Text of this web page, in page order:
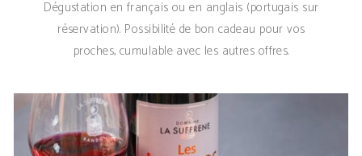
Dégustation en français ou en anglais (portugais sur
réservation). Possibilité de bon cadeau pour vos
proches, cumulable avec les autres offres.